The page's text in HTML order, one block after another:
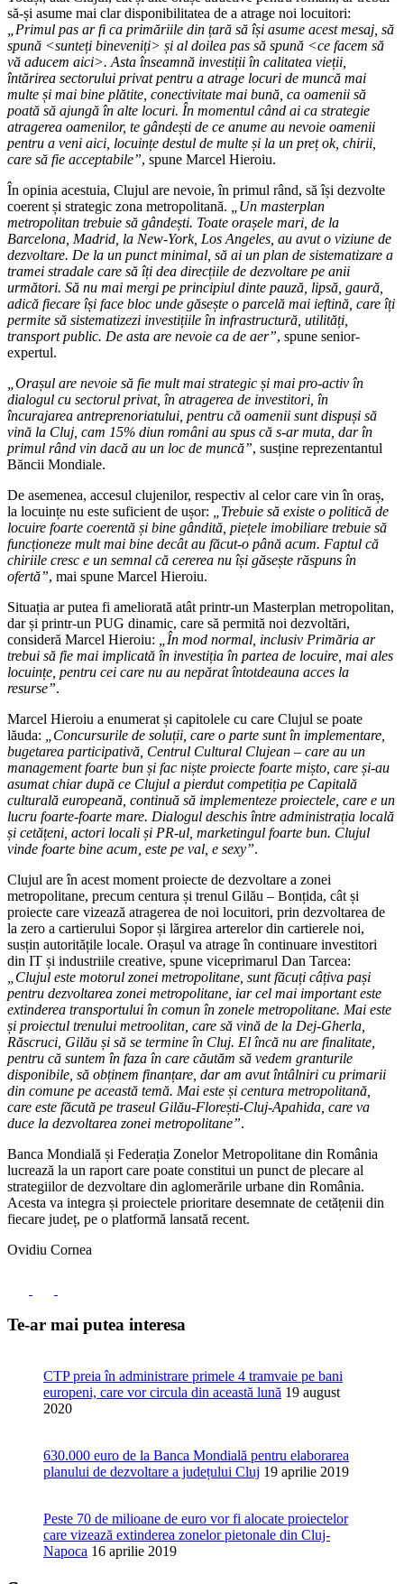
să-și asume mai clar disponibilitatea de a atrage noi locuitori:
„Primul pas ar fi ca primăriile din țară să își asume acest mesaj, să
spună <sunteți bineveniți> și al doilea pas să spună <ce facem să
vă aducem aici>. Asta înseamnă investiții în calitatea vieții,
întărirea sectorului privat pentru a atrage locuri de muncă mai
multe și mai bine plătite, conectivitate mai bună, ca oamenii să
poată să ajungă în alte locuri. În momentul când ai ca strategie
atragerea oamenilor, te gândești de ce anume au nevoie oamenii
pentru a veni aici, locuințe destul de multe și la un preț ok, chirii,
care să fie acceptabile”, spune Marcel Hieroiu.
În opinia acestuia, Clujul are nevoie, în primul rând, să își dezvolte
coerent și strategic zona metropolitană. „Un masterplan
metropolitan trebuie să gândești. Toate orașele mari, de la
Barcelona, Madrid, la New-York, Los Angeles, au avut o viziune de
dezvoltare. De la un punct minimal, să ai un plan de sistematizare a
tramei stradale care să îți dea direcțiile de dezvoltare pe anii
următori. Să nu mai mergi pe principiul dinte pauză, lipsă, gaură,
adică fiecare își face bloc unde găsește o parcelă mai ieftină, care îți
permite să sistematizezi investițiile în infrastructură, utilități,
transport public. De asta are nevoie ca de aer”, spune senior-
expertul.
„Orașul are nevoie să fie mult mai strategic și mai pro-activ în
dialogul cu sectorul privat, în atragerea de investitori, în
încurajarea antreprenoriatului, pentru că oamenii sunt dispuși să
vină la Cluj, cam 15% diun români au spus că s-ar muta, dar în
primul rând vin dacă au un loc de muncă”, susține reprezentantul
Băncii Mondiale.
De asemenea, accesul clujenilor, respectiv al celor care vin în oraș,
la locuințe nu este suficient de ușor: „Trebuie să existe o politică de
locuire foarte coerentă și bine gândită, piețele imobiliare trebuie să
funcționeze mult mai bine decât au făcut-o până acum. Faptul că
chiriile cresc e un semnal că cererea nu își găsește răspuns în
ofertă”, mai spune Marcel Hieroiu.
Situația ar putea fi ameliorată atât printr-un Masterplan metropolitan,
dar și printr-un PUG dinamic, care să permită noi dezvoltări,
consideră Marcel Hieroiu: „În mod normal, inclusiv Primăria ar
trebui să fie mai implicată în investiția în partea de locuire, mai ales
locuințe, pentru cei care nu au nepărat întotdeauna acces la
resurse”.
Marcel Hieroiu a enumerat și capitolele cu care Clujul se poate
lăuda: „Concursurile de soluții, care o parte sunt în implementare,
bugetarea participativă, Centrul Cultural Clujean – care au un
management foarte bun și fac niște proiecte foarte mișto, care și-au
asumat chiar după ce Clujul a pierdut competiția pe Capitală
culturală europeană, continuă să implementeze proiectele, care e un
lucru foarte-foarte mare. Dialogul deschis între administrația locală
și cetățeni, actori locali și PR-ul, marketingul foarte bun. Clujul
vinde foarte bine acum, este pe val, e sexy”.
Clujul are în acest moment proiecte de dezvoltare a zonei
metropolitane, precum centura și trenul Gilău – Bonțida, cât și
proiecte care vizează atragerea de noi locuitori, prin dezvoltarea de
la zero a cartierului Sopor și lărgirea arterelor din cartierele noi,
susțin autoritățile locale. Orașul va atrage în continuare investitori
din IT și industriile creative, spune viceprimarul Dan Tarcea:
„Clujul este motorul zonei metropolitane, sunt făcuți câțiva pași
pentru dezvoltarea zonei metropolitane, iar cel mai important este
extinderea transportului în comun în zonele metropolitane. Mai este
și proiectul trenului metroolitan, care să vină de la Dej-Gherla,
Răscruci, Gilău și să se termine în Cluj. El încă nu are finalitate,
pentru că suntem în faza în care căutăm să vedem granturile
disponibile, să obținem finanțare, dar am avut întâlniri cu primarii
din comune pe această temă. Mai este și centura metropolitană,
care este făcută pe traseul Gilău-Florești-Cluj-Apahida, care va
duce la dezvoltarea zonei metropolitane”.
Banca Mondială și Federația Zonelor Metropolitane din România
lucrează la un raport care poate constitui un punct de plecare al
strategiilor de dezvoltare din aglomerările urbane din România.
Acesta va integra și proiectele prioritare desemnate de cetățenii din
fiecare județ, pe o platformă lansată recent.
Ovidiu Cornea
Te-ar mai putea interesa
CTP preia în administrare primele 4 tramvaie pe bani
europeni, care vor circula din această lună 19 august
2020
630.000 euro de la Banca Mondială pentru elaborarea
planului de dezvoltare a județului Cluj 19 aprilie 2019
Peste 70 de milioane de euro vor fi alocate proiectelor
care vizează extinderea zonelor pietonale din Cluj-
Napoca 16 aprilie 2019